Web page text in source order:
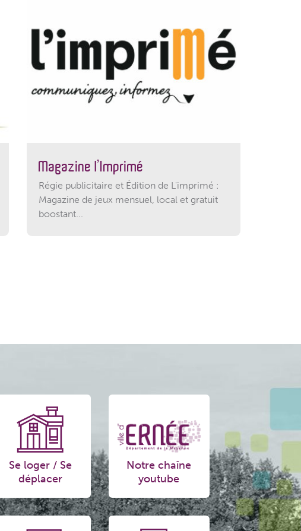
Magazine l’Imprimé
Régie publicitaire et Édition de L'imprimé :
Magazine de jeux mensuel, local et gratuit
boostant...
Se loger / Se
déplacer
Notre chaîne
youtube